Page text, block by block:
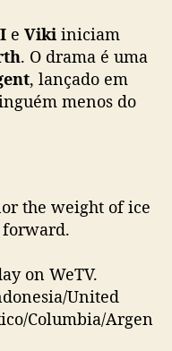
i
n
u
ç
d
r
m
a
d
e
e Viki iniciam
. O drama é uma
, lançado em
menos do
the weight of ice
forward.
on WeTV.
United
Columbia/Argen